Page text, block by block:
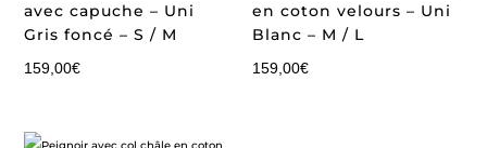
avec capuche – Uni
Gris foncé – S / M
159,00€
en coton velours – Uni
Blanc – M / L
159,00€